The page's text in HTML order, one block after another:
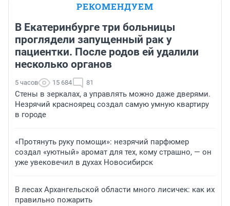
РЕКОМЕНДУЕМ
В Екатеринбурге три больницы
проглядели запущенный рак у
пациентки. После родов ей удалили
несколько органов
5 часов 15 684 81
Стены в зеркалах, а управлять можно даже дверями.
Незрячий красноярец создал самую умную квартиру
в городе
«Протянуть руку помощи»: незрячий парфюмер
создал «уютный» аромат для тех, кому страшно, — он
уже увековечил в духах Новосибирск
В лесах Архангельской области много лисичек: как их
правильно пожарить